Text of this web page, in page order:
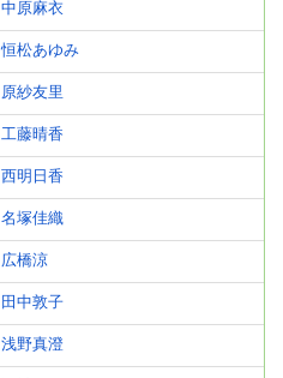
中原麻衣
恒松あゆみ
原紗友里
工藤晴香
西明日香
名塚佳織
広橋涼
田中敦子
浅野真澄